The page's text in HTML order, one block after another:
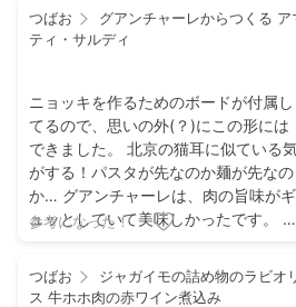
つばお
グアンチャーレからつくる
ティ・サルディ
ニョッキを作るためのボードが付属し
てるので、思いの外(？)にこの形には
できました。 北京の猫耳に似ている
がする！パスタが先なのか麺が先なの
か… グアンチャーレは、肉の旨味がギ
ュッとしていて美味しかったです。 基
のトマトソースを使ったパスタ等にも
応用できる点があって良かったです👌
参考になった！
つばお
ジャガイモの詰め物のラビオ
ス 牛ホホ肉の赤ワイン煮込み